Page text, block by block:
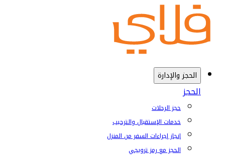
الحجز والإدارة
الحجز
حجز الرحلات
خدمات الإستقبال والترحيب
إنجاز إجراءات السفر من المنزل
الحجز مع رمز ترويجي